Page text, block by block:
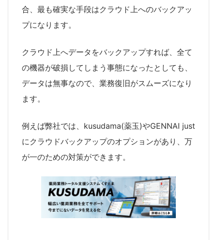
合、最も確実な手段はクラウド上へのバックアッ
プになります。
クラウド上へデータをバックアップすれば、全て
の機器が破損してしまう事態になったとしても、
データは無事なので、業務復旧がスムーズになり
ます。
例えば弊社では、kusudama(薬玉)やGENNAI just
にクラウドバックアップのオプションがあり、万
が一のための対策ができます。